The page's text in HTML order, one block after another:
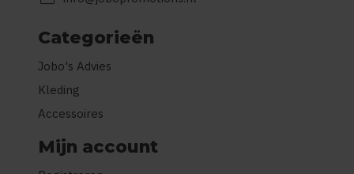
Categorieën
Jobo's Advies
Kleding
Accessoires
Mijn account